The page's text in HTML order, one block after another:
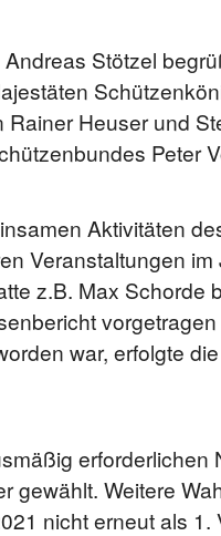
Stötzel
Rainer Heuser und
Peter
Aktivitäten
Veranstaltungen
z.B. Max Schorde
war, erfolgte
gewählt. Weitere
nicht erneut als